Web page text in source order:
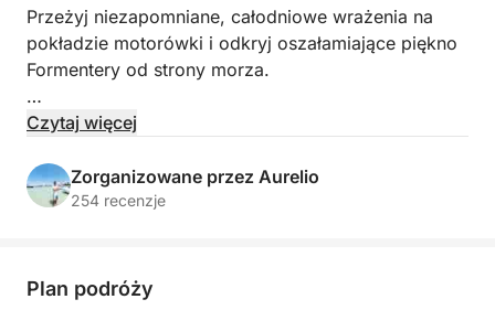
Przeżyj niezapomniane, całodniowe wrażenia na
pokładzie motorówki i odkryj oszałamiające piękno
Formentery od strony morza.
Wypłynięcie z La Savina około godziny 9:00, 10:00
wzdłuż północnego wybrzeża w kierunku wyspy
Espalmador, jednego z najbardziej ekskluzywnych i
piasku i krystalicznie czystej, turkusowej wody.
Czytaj więcej
Zorganizowane przez Aurelio
254 recenzje
Plan podróży